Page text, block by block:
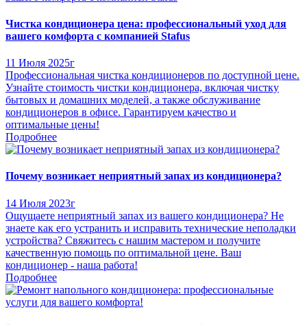
Чистка кондиционера цена: профессиональный уход для
вашего комфорта с компанией Stafus
11 Июля 2025г
Профессиональная чистка кондиционеров по доступной цене.
Узнайте стоимость чистки кондиционера, включая чистку
бытовых и домашних моделей, а также обслуживание
кондиционеров в офисе. Гарантируем качество и
оптимальные цены!
Подробнее
Почему возникает неприятный запах из кондиционера?
14 Июля 2023г
Ощущаете неприятный запах из вашего кондиционера? Не
знаете как его устранить и исправить технические неполадки
устройства? Свяжитесь с нашим мастером и получите
качественную помощь по оптимальной цене. Ваш
кондиционер - наша работа!
Подробнее